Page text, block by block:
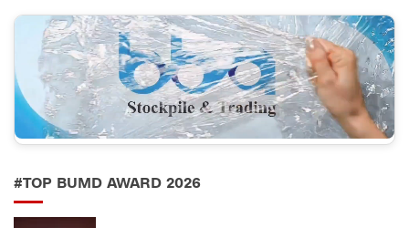
#TOP BUMD AWARD 2026